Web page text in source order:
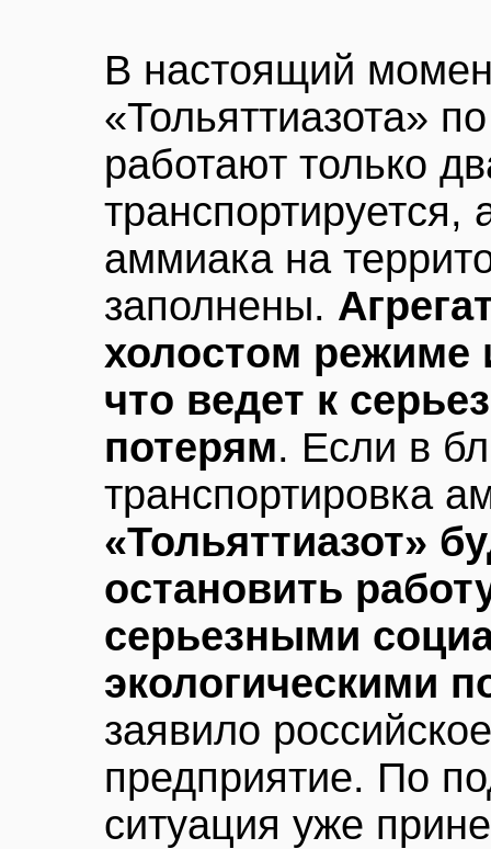
В настоящий
«Тольяттиазота»
работают только
транспортируется,
аммиака на
заполнены.
холостом режиме
что ведет к
потерям. Если в
транспортировка
«Тольяттиазот»
остановить
серьезными
экологическими
заявило
предприятие. По
ситуация уже